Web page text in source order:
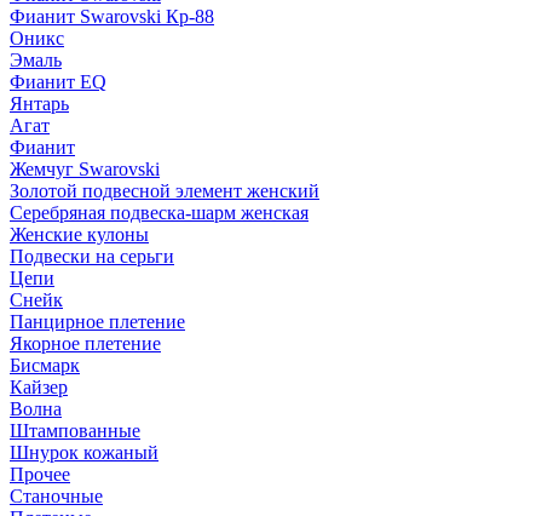
Фианит Swarovski Кр-88
Оникс
Эмаль
Фианит EQ
Янтарь
Агат
Фианит
Жемчуг Swarovski
Золотой подвесной элемент женcкий
Серебряная подвеска-шарм женская
Женские кулоны
Подвески на серьги
Цепи
Снейк
Панцирное плетение
Якорное плетение
Бисмарк
Кайзер
Волна
Штампованные
Шнурок кожаный
Прочее
Станочные